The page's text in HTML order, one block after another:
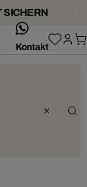
SICHERN
Kontakt